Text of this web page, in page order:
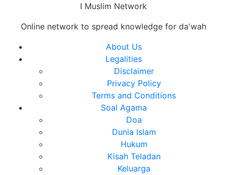
content
I Muslim Network
Online network to spread knowledge for da'wah
Close
Menu
About Us
Legalities
Disclaimer
Privacy Policy
Terms and Conditions
Soal Agama
Doa
Dunia Islam
Hukum
Kisah Teladan
Keluarga